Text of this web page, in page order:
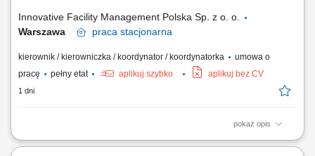
Innovative Facility Management Polska Sp. z o. o.
Warszawa
praca stacjonarna
kierownik / kierowniczka / koordynator / koordynatorka
umowa o
pracę
pełny etat aplikuj szybko aplikuj bez CV
1 dni
pokaż opis
Opis stanowiska: planowanie i realizacja przeglądów zgodnie z